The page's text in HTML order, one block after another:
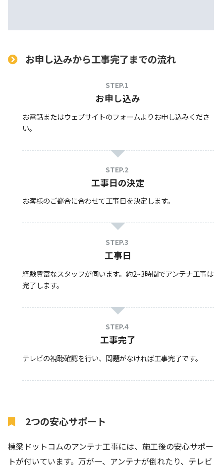
お申し込みから工事完了までの流れ
お申し込み
お電話またはウェブサイトのフォームよりお申し込みくださ
い。
工事日の決定
お客様のご都合に合わせて工事日を決定します。
工事日
経験豊富なスタッフが伺います。約2~3時間でアンテナ工事は
完了します。
工事完了
テレビの視聴確認を行い、問題がなければ工事完了です。
2つの安心サポート
棟梁ドットコムのアンテナ工事には、施工後の安心サポー
トが付いています。万が一、アンテナが倒れたり、テレビ